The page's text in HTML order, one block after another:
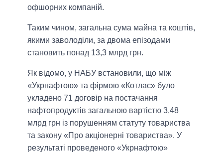
офшорних компаній.
Таким чином, загальна сума майна та коштів,
якими заволоділи, за двома епізодами
становить понад 13,3 млрд грн.
Як відомо, у НАБУ встановили, що між
«Укрнафтою» та фірмою «Котлас» було
укладено 71 договір на постачання
нафтопродуктів загальною вартістю 3,48
млрд грн із порушенням статуту товариства
та закону «Про акціонерні товариства». У
результаті проведеного «Укрнафтою»